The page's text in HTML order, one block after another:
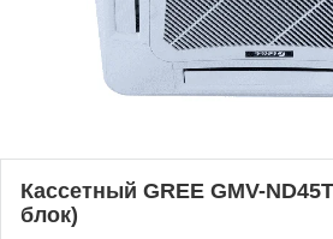
Кассетный GREE GMV-
блок)